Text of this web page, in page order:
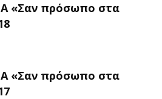
«Σαν πρόσωπο στα
«Σαν πρόσωπο στα